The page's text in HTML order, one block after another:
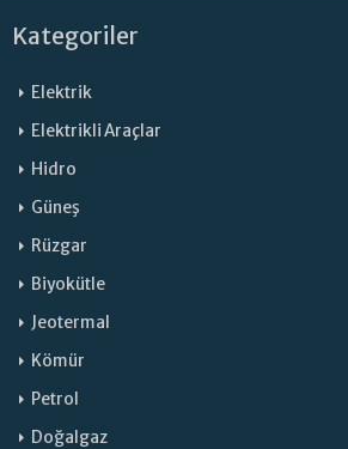
Kategoriler
Elektrik
Elektrikli Araçlar
Hidro
Güneş
Rüzgar
Biyokütle
Jeotermal
Kömür
Petrol
Doğalgaz